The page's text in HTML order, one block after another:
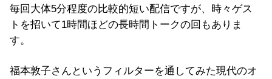
毎回大体5分程度の比較的短い配信ですが、時々ゲス
トを招いて1時間ほどの長時間トークの回もありま
す。
福本敦子さんというフィルターを通してみた現代のオ